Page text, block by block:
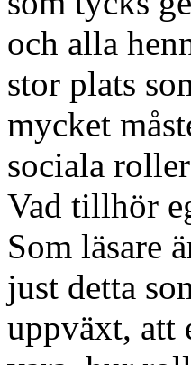
och alla
stor plats
mycket
sociala
Vad tillhör
Som läsare
just detta
uppväxt, att